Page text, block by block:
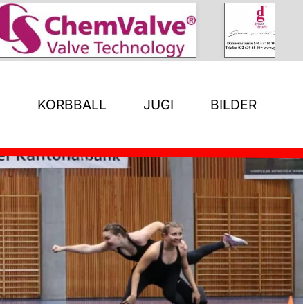
KORBBALL JUGI BILDER